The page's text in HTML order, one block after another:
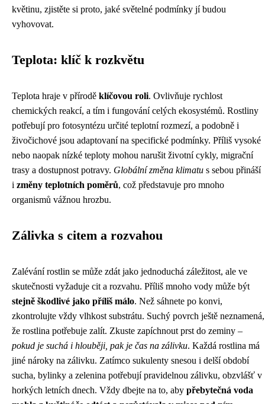
květinu, zjistěte si proto, jaké světelné podmínky jí budou
vyhovovat.
Teplota: klíč k rozkvětu
Teplota hraje v přírodě klíčovou roli. Ovlivňuje rychlost
chemických reakcí, a tím i fungování celých ekosystémů. Rostliny
potřebují pro fotosyntézu určité teplotní rozmezí, a podobně i
živočichové jsou adaptovaní na specifické podmínky. Příliš vysoké
nebo naopak nízké teploty mohou narušit životní cykly, migrační
trasy a dostupnost potravy. Globální změna klimatu s sebou přináší
i změny teplotních poměrů, což představuje pro mnoho
organismů vážnou hrozbu.
Zálivka s citem a rozvahou
Zalévání rostlin se může zdát jako jednoduchá záležitost, ale ve
skutečnosti vyžaduje cit a rozvahu. Příliš mnoho vody může být
stejně škodlivé jako příliš málo. Než sáhnete po konvi,
zkontrolujte vždy vlhkost substrátu. Suchý povrch ještě neznamená,
že rostlina potřebuje zalít. Zkuste zapíchnout prst do zeminy –
pokud je suchá i hlouběji, pak je čas na zálivku. Každá rostlina má
jiné nároky na zálivku. Zatímco sukulenty snesou i delší období
sucha, bylinky a zelenina potřebují pravidelnou zálivku, obzvlášť v
horkých letních dnech. Vždy dbejte na to, aby přebytečná voda